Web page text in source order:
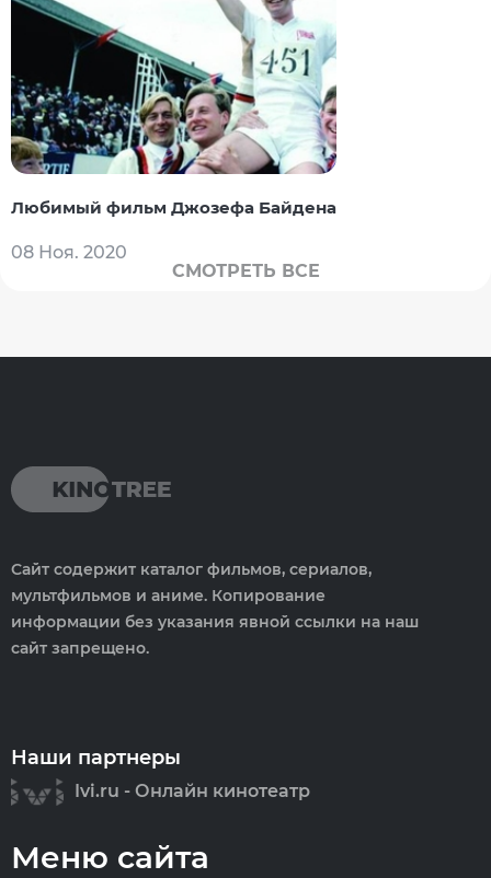
Любимый фильм Джозефа Байдена
08 Ноя. 2020
СМОТРЕТЬ ВСЕ
Сайт содержит каталог фильмов, сериалов,
мультфильмов и аниме. Копирование
информации без указания явной ссылки на наш
сайт запрещено.
Наши партнеры
Ivi.ru - Онлайн кинотеатр
Меню сайта